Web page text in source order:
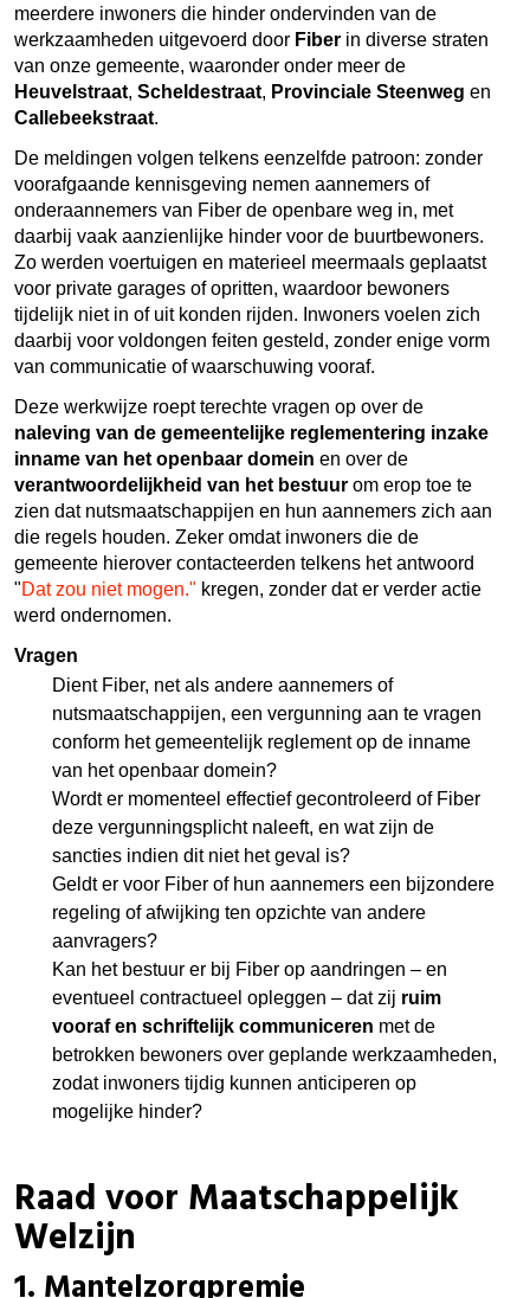
meerdere inwoners die hinder ondervinden van de
werkzaamheden uitgevoerd door Fiber in diverse straten
van onze gemeente, waaronder onder meer de
Heuvelstraat, Scheldestraat, Provinciale Steenweg en
Callebeekstraat.
De meldingen volgen telkens eenzelfde patroon: zonder
voorafgaande kennisgeving nemen aannemers of
onderaannemers van Fiber de openbare weg in, met
daarbij vaak aanzienlijke hinder voor de buurtbewoners.
Zo werden voertuigen en materieel meermaals geplaatst
voor private garages of opritten, waardoor bewoners
tijdelijk niet in of uit konden rijden. Inwoners voelen zich
daarbij voor voldongen feiten gesteld, zonder enige vorm
van communicatie of waarschuwing vooraf.
Deze werkwijze roept terechte vragen op over de
naleving van de gemeentelijke reglementering inzake
inname van het openbaar domein en over de
verantwoordelijkheid van het bestuur om erop toe te
zien dat nutsmaatschappijen en hun aannemers zich aan
die regels houden. Zeker omdat inwoners die de
gemeente hierover contacteerden telkens het antwoord
"Dat zou niet mogen." kregen, zonder dat er verder actie
werd ondernomen.
Vragen
Dient Fiber, net als andere aannemers of
nutsmaatschappijen, een vergunning aan te vragen
conform het gemeentelijk reglement op de inname
van het openbaar domein?
Wordt er momenteel effectief gecontroleerd of Fiber
deze vergunningsplicht naleeft, en wat zijn de
sancties indien dit niet het geval is?
Geldt er voor Fiber of hun aannemers een bijzondere
regeling of afwijking ten opzichte van andere
aanvragers?
Kan het bestuur er bij Fiber op aandringen – en
eventueel contractueel opleggen – dat zij ruim
vooraf en schriftelijk communiceren met de
betrokken bewoners over geplande werkzaamheden,
zodat inwoners tijdig kunnen anticiperen op
mogelijke hinder?
Raad voor Maatschappelijk
Welzijn